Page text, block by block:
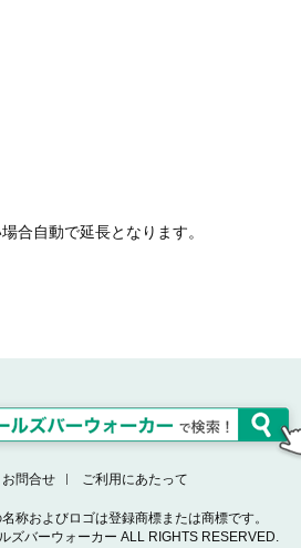
合自動で延長となります。
お問合せ ご利用にあたって
称およびロゴは登録商標または商標です。
ズバーウォーカー ALL RIGHTS RESERVED.